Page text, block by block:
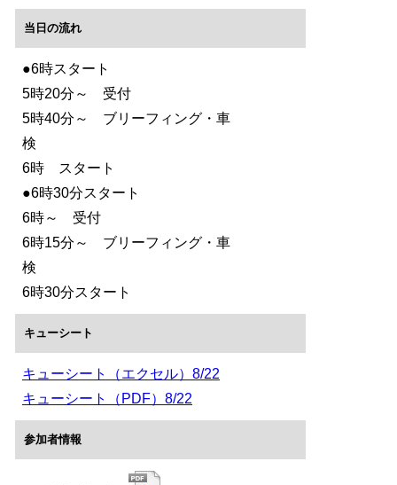
当日の流れ
●6時スタート
5時20分～ 受付
5時40分～ ブリーフィング・車
検
6時 スタート
●6時30分スタート
6時～ 受付
6時15分～ ブリーフィング・車
検
6時30分スタート
キューシート
キューシート（エクセル）8/22
キューシート（PDF）8/22
参加者情報